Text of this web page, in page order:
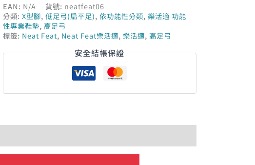
EAN: N/A 貨號: neatfeat06
分類: X型腳, 低足弓(扁平足), 依功能性分類, 樂活適 功能
性專業鞋墊, 高足弓
標籤: Neat Feat, Neat Feat樂活適, 樂活適, 高足弓
安全結帳保證